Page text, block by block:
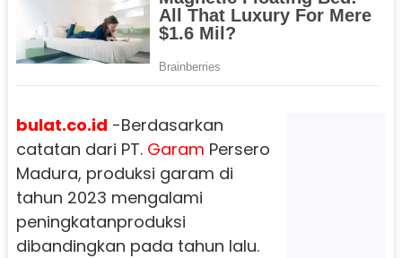
bulat.co.id -Berdasarkan
catatan dari PT. Garam Persero
Madura, produksi garam di
tahun 2023 mengalami
peningkatanproduksi
dibandingkan pada tahun lalu.